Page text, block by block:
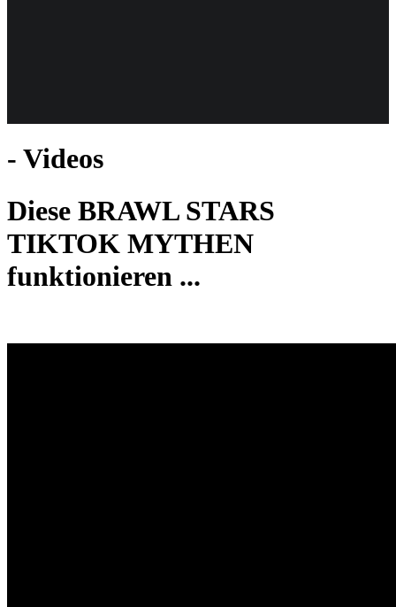
- Videos
Diese BRAWL STARS
TIKTOK MYTHEN
funktionieren ...